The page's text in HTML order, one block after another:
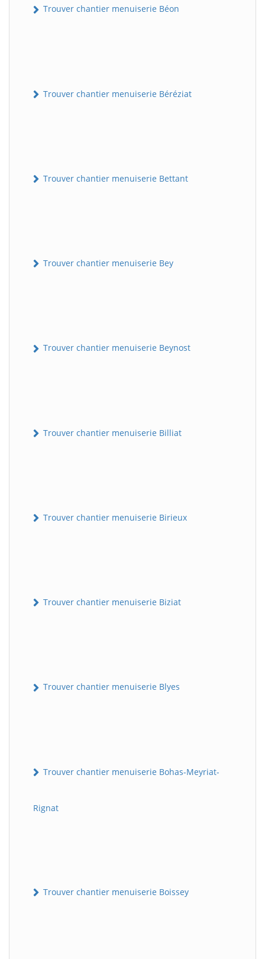
Trouver chantier menuiserie Béon
Trouver chantier menuiserie Béréziat
Trouver chantier menuiserie Bettant
Trouver chantier menuiserie Bey
Trouver chantier menuiserie Beynost
Trouver chantier menuiserie Billiat
Trouver chantier menuiserie Birieux
Trouver chantier menuiserie Biziat
Trouver chantier menuiserie Blyes
Trouver chantier menuiserie Bohas-Meyriat-
Rignat
Trouver chantier menuiserie Boissey